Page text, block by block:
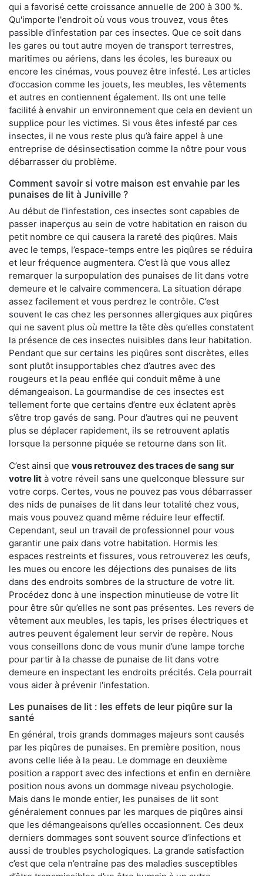
qui a favorisé cette croissance annuelle de 200 à 300 %.
Qu'importe l'endroit où vous vous trouvez, vous êtes
passible d'infestation par ces insectes. Que ce soit dans
les gares ou tout autre moyen de transport terrestres,
maritimes ou aériens, dans les écoles, les bureaux ou
encore les cinémas, vous pouvez être infesté. Les articles
d’occasion comme les jouets, les meubles, les vêtements
et autres en contiennent également. Ils ont une telle
facilité à envahir un environnement que cela en devient un
supplice pour les victimes. Si vous êtes infesté par ces
insectes, il ne vous reste plus qu’à faire appel à une
entreprise de désinsectisation comme la nôtre pour vous
débarrasser du problème.
Comment savoir si votre maison est envahie par les
punaises de lit à Juniville ?
Au début de l'infestation, ces insectes sont capables de
passer inaperçus au sein de votre habitation en raison du
petit nombre ce qui causera la rareté des piqûres. Mais
avec le temps, l’espace-temps entre les piqûres se réduira
et leur fréquence augmentera. C’est là que vous allez
remarquer la surpopulation des punaises de lit dans votre
demeure et le calvaire commencera. La situation dérape
assez facilement et vous perdrez le contrôle. C’est
souvent le cas chez les personnes allergiques aux piqûres
qui ne savent plus où mettre la tête dès qu’elles constatent
la présence de ces insectes nuisibles dans leur habitation.
Pendant que sur certains les piqûres sont discrètes, elles
sont plutôt insupportables chez d’autres avec des
rougeurs et la peau enflée qui conduit même à une
démangeaison. La gourmandise de ces insectes est
tellement forte que certains d’entre eux éclatent après
s’être trop gavés de sang. Pour d’autres qui ne peuvent
plus se déplacer rapidement, ils se retrouvent aplatis
lorsque la personne piquée se retourne dans son lit.
C’est ainsi que vous retrouvez des traces de sang sur
votre lit à votre réveil sans une quelconque blessure sur
votre corps. Certes, vous ne pouvez pas vous débarrasser
des nids de punaises de lit dans leur totalité chez vous,
mais vous pouvez quand même réduire leur effectif.
Cependant, seul un travail de professionnel pour vous
garantir une paix dans votre habitation. Hormis les
espaces restreints et fissures, vous retrouverez les œufs,
les mues ou encore les déjections des punaises de lits
dans des endroits sombres de la structure de votre lit.
Procédez donc à une inspection minutieuse de votre lit
pour être sûr qu’elles ne sont pas présentes. Les revers de
vêtement aux meubles, les tapis, les prises électriques et
autres peuvent également leur servir de repère. Nous
vous conseillons donc de vous munir d’une lampe torche
pour partir à la chasse de punaise de lit dans votre
demeure en inspectant les endroits précités. Cela pourrait
vous aider à prévenir l'infestation.
Les punaises de lit : les effets de leur piqûre sur la
santé
En général, trois grands dommages majeurs sont causés
par les piqûres de punaises. En première position, nous
avons celle liée à la peau. Le dommage en deuxième
position a rapport avec des infections et enfin en dernière
position nous avons un dommage niveau psychologie.
Mais dans le monde entier, les punaises de lit sont
généralement connues par les marques de piqûres ainsi
que les démangeaisons qu’elles occasionnent. Ces deux
derniers dommages sont souvent source d’infections et
aussi de troubles psychologiques. La grande satisfaction
c’est que cela n’entraîne pas des maladies susceptibles